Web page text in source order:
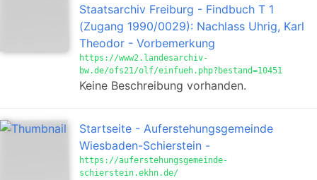
Staatsarchiv Freiburg - Findbuch T 1
(Zugang 1990/0029): Nachlass Uhrig, Karl
Theodor - Vorbemerkung
https://www2.landesarchiv-
bw.de/ofs21/olf/einfueh.php?bestand=10451
Keine Beschreibung vorhanden.
Startseite - Auferstehungsgemeinde
Wiesbaden-Schierstein -
https://auferstehungsgemeinde-
schierstein.ekhn.de/